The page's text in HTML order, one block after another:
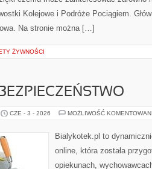
Kolejowe i Podróże Pociągiem.
Na stronie można […]
ŻYWNOŚCI
CZE - 3 - 2026 MOŻLIWOŚĆ
Bialykotek.pl to
online, która została
opiekunach,